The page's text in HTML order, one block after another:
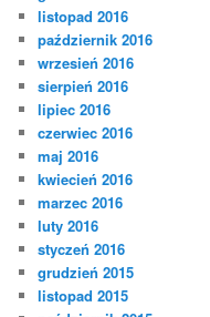
listopad 2016
październik 2016
wrzesień 2016
sierpień 2016
lipiec 2016
czerwiec 2016
maj 2016
kwiecień 2016
marzec 2016
luty 2016
styczeń 2016
grudzień 2015
listopad 2015